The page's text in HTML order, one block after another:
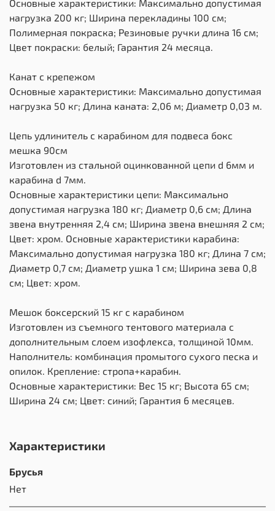
Основные характеристики: Максимально допустимая
нагрузка 200 кг; Ширина перекладины 100 см;
Полимерная покраска; Резиновые ручки длина 16 см;
Цвет покраски: белый; Гарантия 24 месяца.
Канат с крепежом
Основные характеристики: Максимально допустимая
нагрузка 50 кг; Длина каната: 2,06 м; Диаметр 0,03 м.
Цепь удлинитель с карабином для подвеса бокс
мешка 90см
Изготовлен из стальной оцинкованной цепи d 6мм и
карабина d 7мм.
Основные характеристики цепи: Максимально
допустимая нагрузка 180 кг; Диаметр 0,6 см; Длина
звена внутренняя 2,4 см; Ширина звена внешняя 2 см;
Цвет: хром. Основные характеристики карабина:
Максимально допустимая нагрузка 180 кг; Длина 7 см;
Диаметр 0,7 см; Диаметр ушка 1 см; Ширина зева 0,8
см; Цвет: хром.
Мешок боксерский 15 кг с карабином
Изготовлен из съемного тентового материала с
дополнительным слоем изофлекса, толщиной 10мм.
Наполнитель: комбинация промытого сухого песка и
опилок. Крепление: стропа+карабин.
Основные характеристики: Вес 15 кг; Высота 65 см;
Ширина 24 см; Цвет: синий; Гарантия 6 месяцев.
Характеристики
Брусья
Нет